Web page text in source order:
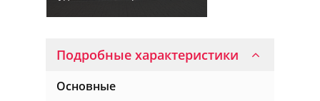
Подробные характеристики
Основные